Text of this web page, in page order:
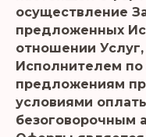
осуществление
предложенных
отношении
Исполнителем
предложениям
условиями
безоговорочным